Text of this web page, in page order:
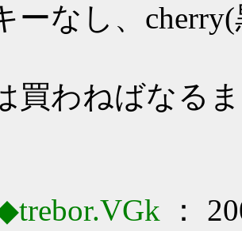
ーなし、
買わねばなる
：